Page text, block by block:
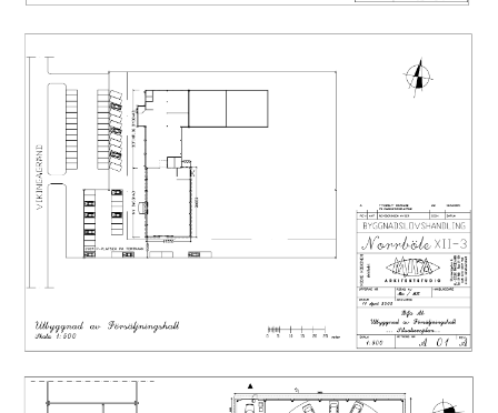
fyra försäljningskontoren i den så kallade Nissanhallen är
utrustade med air-condition.
Verkstads- och lagerdelen omfattar ca 800 m² med rejäla
portar och ytor anpassade för fordonshantering, service
och logistik. I den så kallade VW-hallen finns vätskeburen
golvvärme installerad. Delar av fastigheten har även
försetts med värmekablar i takrännor för ökad
driftsäkerhet under vintertid. Hösten 2023 genomgick
verkstadsdelens cirka 580 m² stora takytor en
omfattande totalrenovering med nytt svetsat filt tak, ny
isolering, nya hängrännor samt ny ventilation. Det är en
betydande investering som redan är genomförd och som
ger nästa ägare ett uppdaterat och driftsäkert klimatskal
utan kommande underhållsbehov på taket inom
överskådlig tid.